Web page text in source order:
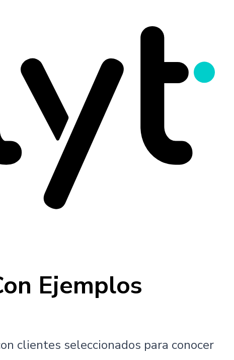
Ejemplos
clientes seleccionados para conocer